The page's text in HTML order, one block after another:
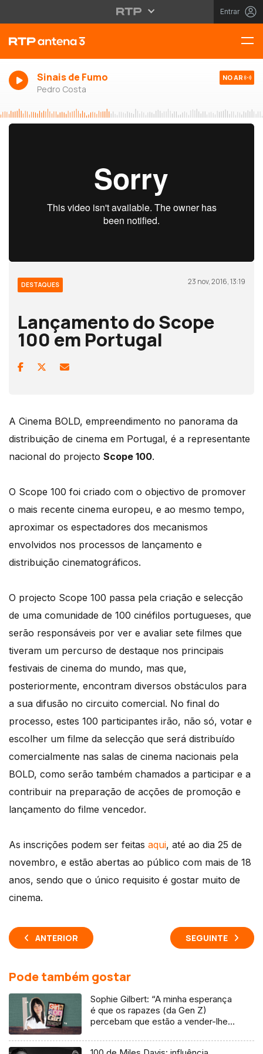
Entrar
Sinais de Fumo
Pedro Costa
NO AR
DESTAQUES 23 nov, 2016, 13:19
Lançamento do Scope
100 em Portugal
A Cinema BOLD, empreendimento no panorama da
distribuição de cinema em Portugal, é a representante
nacional do projecto Scope 100.
O Scope 100 foi criado com o objectivo de promover
o mais recente cinema europeu, e ao mesmo tempo,
aproximar os espectadores dos mecanismos
envolvidos nos processos de lançamento e
distribuição cinematográficos.
O projecto Scope 100 passa pela criação e selecção
de uma comunidade de 100 cinéfilos portugueses, que
serão responsáveis por ver e avaliar sete filmes que
tiveram um percurso de destaque nos principais
festivais de cinema do mundo, mas que,
posteriormente, encontram diversos obstáculos para
a sua difusão no circuito comercial. No final do
processo, estes 100 participantes irão, não só, votar e
escolher um filme da selecção que será distribuído
comercialmente nas salas de cinema nacionais pela
BOLD, como serão também chamados a participar e a
contribuir na preparação de acções de promoção e
lançamento do filme vencedor.
As inscrições podem ser feitas aqui, até ao dia 25 de
novembro, e estão abertas ao público com mais de 18
anos, sendo que o único requisito é gostar muito de
cinema.
ANTERIOR SEGUINTE
Pode também gostar
Sophie Gilbert: “A minha esperança
é que os rapazes (da Gen Z)
percebam que estão a vender-lhes